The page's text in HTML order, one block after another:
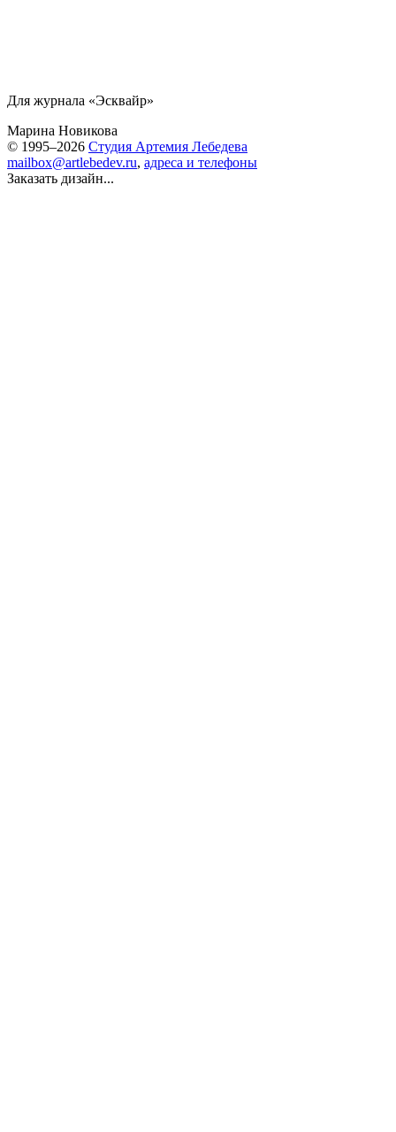
Для журнала «Эсквайр»
Марина Новикова
© 1995–2026 Студия Артемия Лебедева
mailbox@artlebedev.ru, адреса и телефоны
Заказать дизайн...